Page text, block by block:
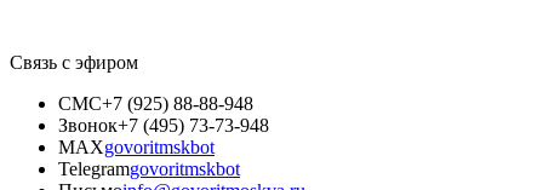
Связь с эфиром
СМС+7 (925) 88-88-948
Звонок+7 (495) 73-73-948
MAXgovoritmskbot
Telegramgovoritmskbot